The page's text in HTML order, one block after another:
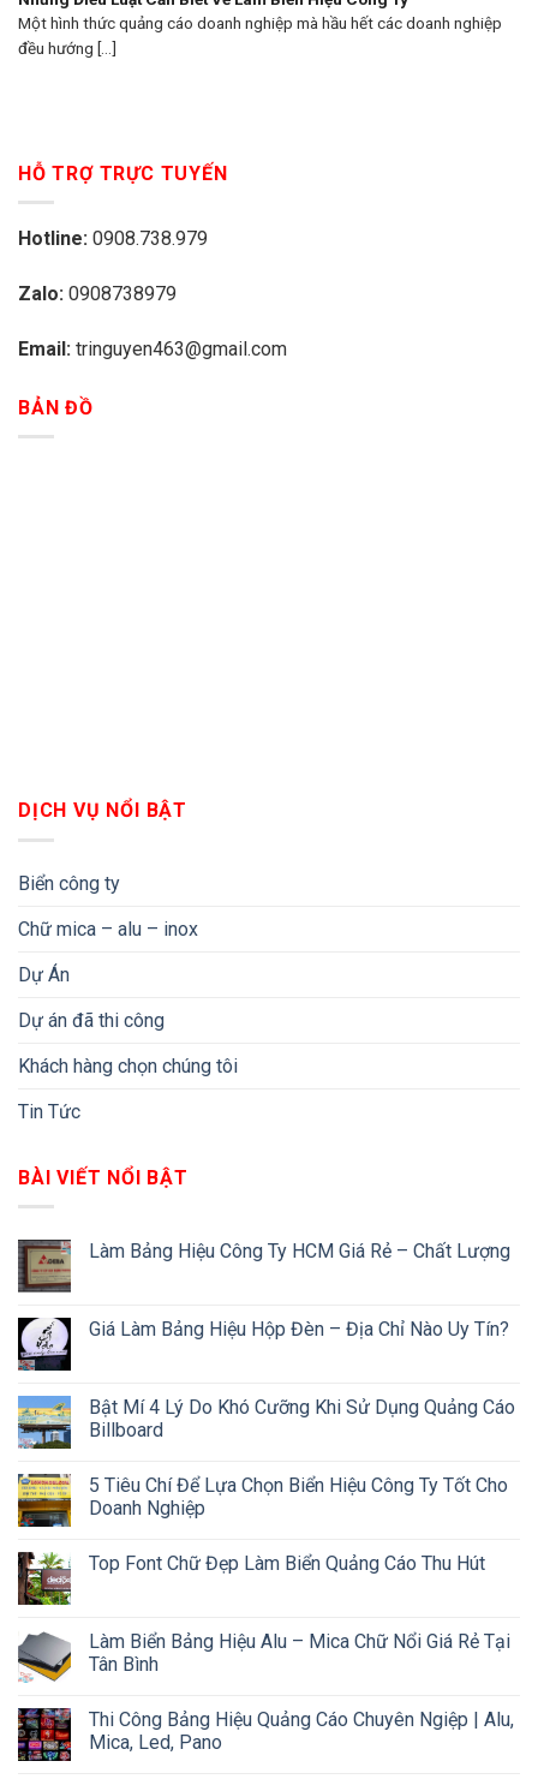
Một hình thức quảng cáo doanh nghiệp mà hầu hết các doanh nghiệp
đều hướng [...]
HỖ TRỢ TRỰC TUYẾN
Hotline: 0908.738.979
Zalo: 0908738979
Email: tringuyen463@gmail.com
BẢN ĐỒ
DỊCH VỤ NỔI BẬT
Biển công ty
Chữ mica – alu – inox
Dự Án
Dự án đã thi công
Khách hàng chọn chúng tôi
Tin Tức
BÀI VIẾT NỔI BẬT
Làm Bảng Hiệu Công Ty HCM Giá Rẻ – Chất Lượng
Giá Làm Bảng Hiệu Hộp Đèn – Địa Chỉ Nào Uy Tín?
Bật Mí 4 Lý Do Khó Cưỡng Khi Sử Dụng Quảng Cáo
Billboard
5 Tiêu Chí Để Lựa Chọn Biển Hiệu Công Ty Tốt Cho
Doanh Nghiệp
Top Font Chữ Đẹp Làm Biển Quảng Cáo Thu Hút
Làm Biển Bảng Hiệu Alu – Mica Chữ Nổi Giá Rẻ Tại
Tân Bình
Thi Công Bảng Hiệu Quảng Cáo Chuyên Ngiệp | Alu,
Mica, Led, Pano